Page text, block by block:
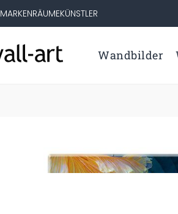
MARKENRÄUMEKÜNSTLER
Wandbilder